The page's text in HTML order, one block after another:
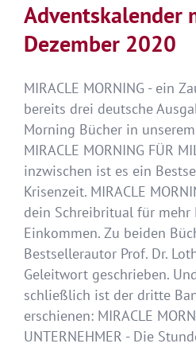
Adventskalender
Dezember 2020
MIRACLE MORNING - ein
bereits drei deutsche
Morning Bücher in
MIRACLE MORNING FÜR
inzwischen ist es ein
Krisenzeit. MIRACLE
dein Schreibritual für mehr
Einkommen. Zu beiden
Bestsellerautor Prof. Dr.
Geleitwort geschrieben.
schließlich ist der dritte
erschienen: MIRACLE
UNTERNEHMER - Die